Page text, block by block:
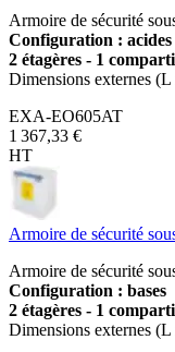
Armoire de sécurité
Configuration : acides
2 étagères - 1
Dimensions externes
EXA-EO605AT
1 367,33 €
HT
Armoire de sécurité
Armoire de sécurité
Configuration : bases
2 étagères - 1
Dimensions externes